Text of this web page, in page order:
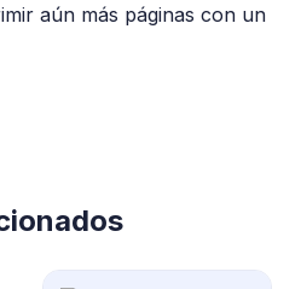
aún más páginas con un